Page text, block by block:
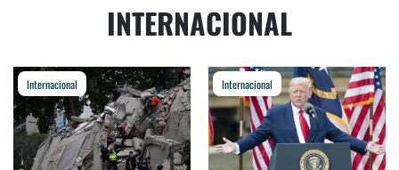
INTERNACIONAL
Internacional Internacional